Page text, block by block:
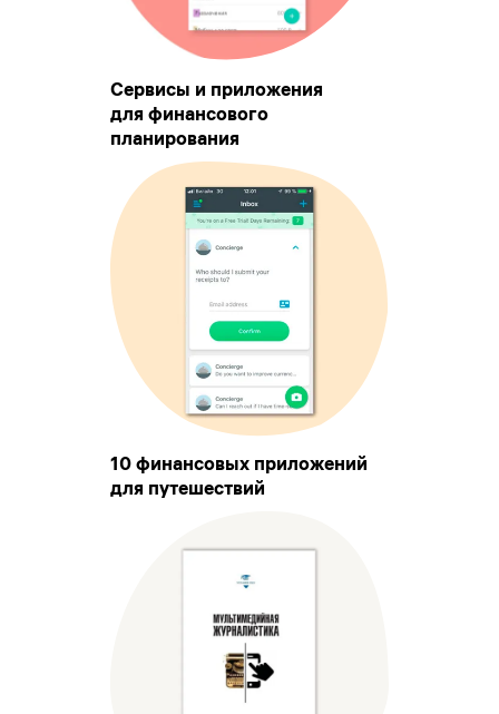
Сервисы и приложения
для финансового
планирования
10 финансовых приложений
для путешествий